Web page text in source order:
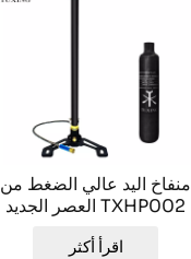
منفاخ اليد عالي الضغط من
العصر الجديد TXHP002
اقرأ أكثر